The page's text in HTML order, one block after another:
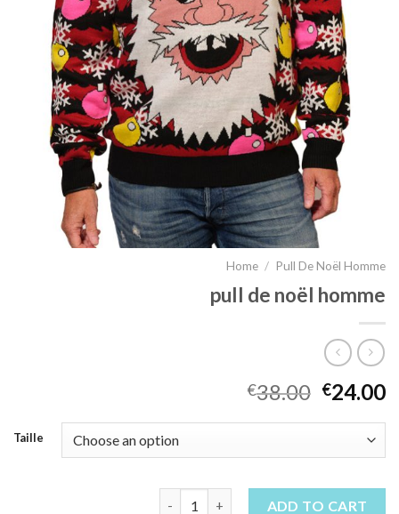
Home / Pull De Noël Homme
pull de noël homme
€38.00 €24.00
Taille
ADD TO CART